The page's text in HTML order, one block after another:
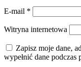
E-mail *
Witryna internetowa
Zapisz moje dane,
wypełnić dane podczas